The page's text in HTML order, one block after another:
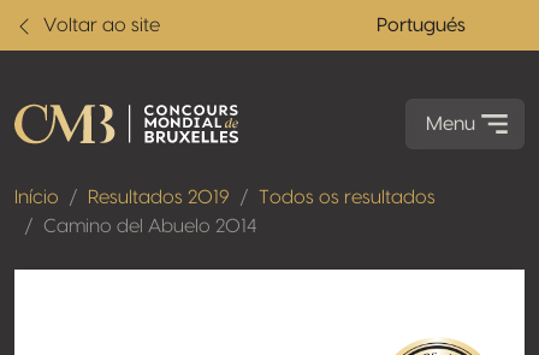
Voltar ao site Portugués
Menu
Início Resultados 2019
Todos os resultados
Camino del Abuelo 2014